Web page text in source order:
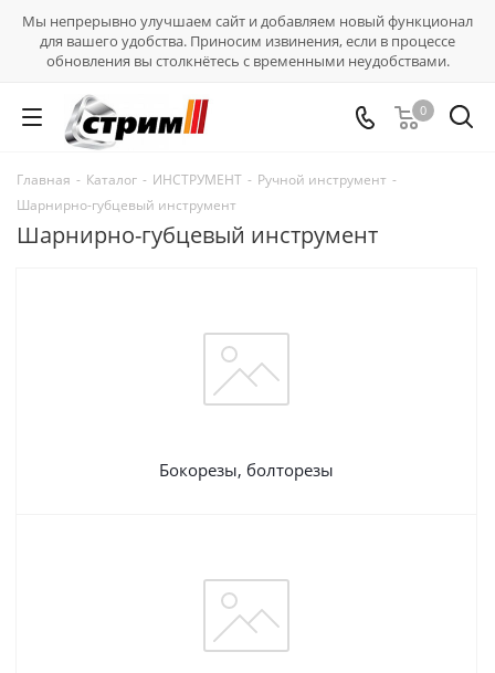
Мы непрерывно улучшаем сайт и добавляем новый функционал
для вашего удобства. Приносим извинения, если в процессе
обновления вы столкнётесь с временными неудобствами.
0
Главная - Каталог - ИНСТРУМЕНТ - Ручной инструмент -
Шарнирно-губцевый инструмент
Шарнирно-губцевый инструмент
Бокорезы, болторезы